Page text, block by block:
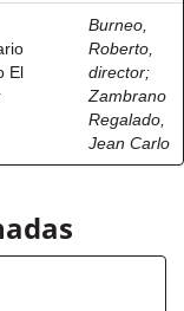
El
Burneo,
Roberto,
director;
Zambrano
Regalado,
Jean Carlo